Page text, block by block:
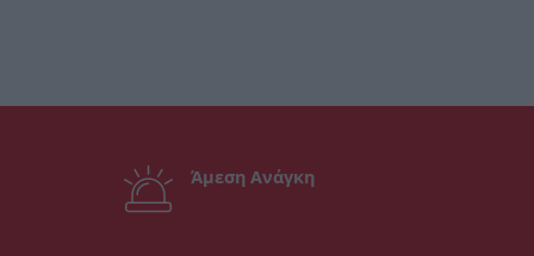
Άμεση Ανάγκη